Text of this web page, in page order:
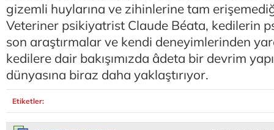
gizemli huylarına ve zihinlerine tam
Veteriner psikiyatrist Claude Béata, kedilerin
son araştırmalar ve kendi deneyimlerinden
kedilere dair bakışımızda âdeta bir devrim
dünyasına biraz daha yaklaştırıyor.
Etiketler: